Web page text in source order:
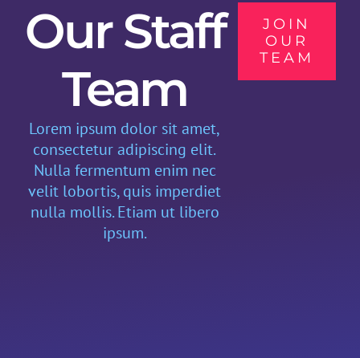
Our Staff
Team
Lorem ipsum dolor sit amet,
consectetur adipiscing elit.
Nulla fermentum enim nec
velit lobortis, quis imperdiet
nulla mollis. Etiam ut libero
ipsum.
JOIN
OUR
TEAM